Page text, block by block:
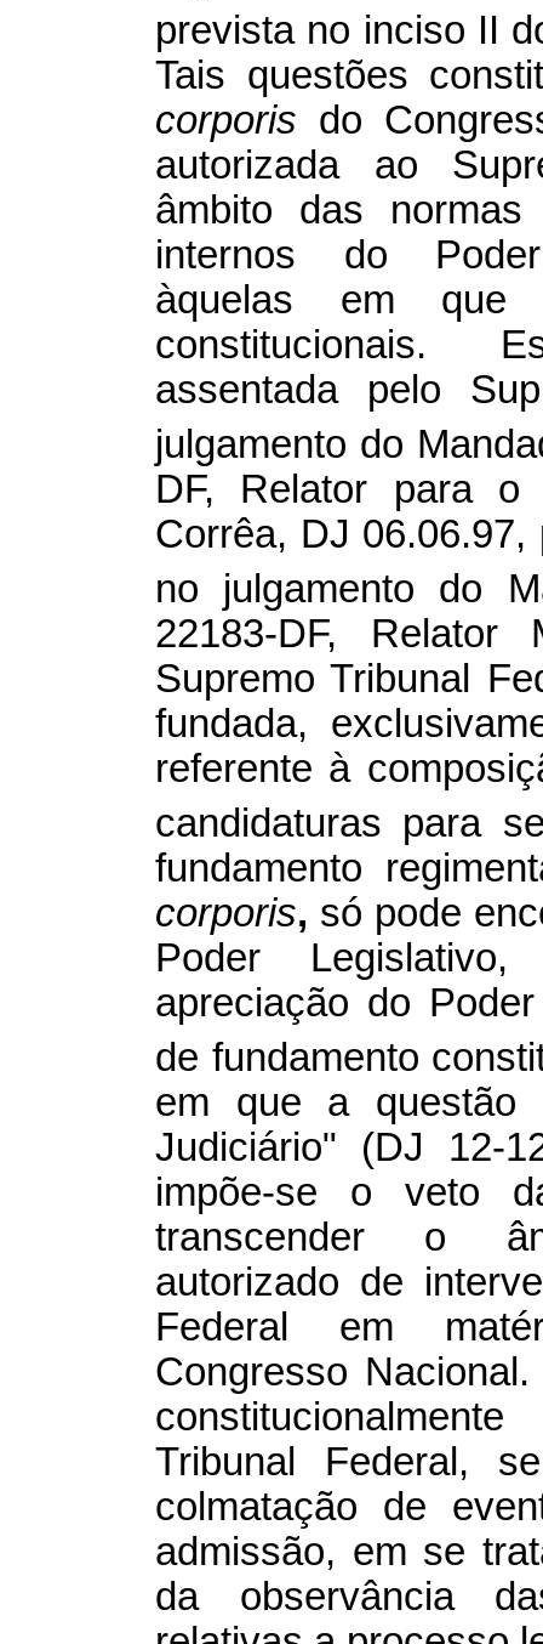
prevista no inciso II
Tais questões
corporis do
autorizada ao
âmbito das normas
internos do
àquelas em que
constitucionais.
assentada pelo
julgamento do
DF, Relator para o
Corrêa, DJ
no julgamento do
22183-DF, Relator
Supremo Tribunal
fundada,
referente à
candidaturas para
fundamento
corporis, só pode
Poder
apreciação do
de fundamento
em que a questão
Judiciário" (DJ 12-
impõe-se o veto
transcender o
autorizado de
Federal em
Congresso
Tribunal Federal,
colmatação de
admissão, em se
da observância